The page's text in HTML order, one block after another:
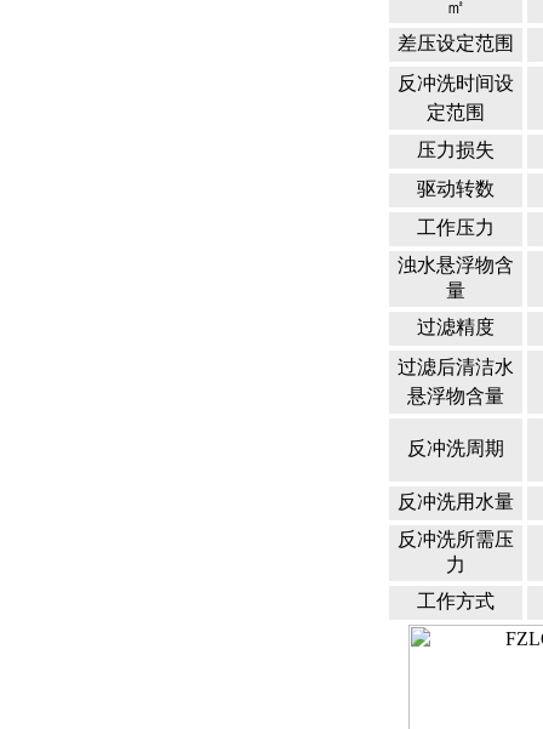
㎡
差压设定范围
反冲洗时间设
定范围
压力损失
驱动转数
工作压力
浊水悬浮物含
量
过滤精度
过滤后清洁水
悬浮物含量
反冲洗周期
反冲洗用水量
反冲洗所需压
力
工作方式